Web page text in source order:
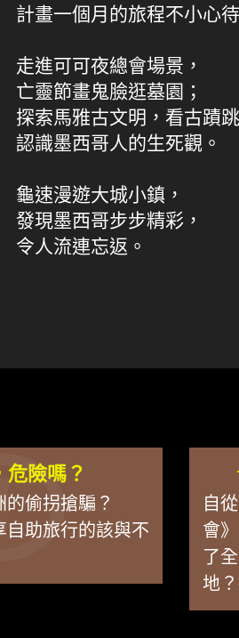
計畫一個月的旅程不小心
走進可可夜總會場景，
亡靈節畫鬼臉逛墓園；
探索馬雅古文明，看古蹟
認識墨西哥人的生死觀。
龜速漫遊大城小鎮，
發現墨西哥步步精彩，
令人流連忘返。
險嗎？
偷拐搶騙？
自助旅行的該與不
自
會
了
地